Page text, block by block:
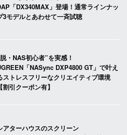
「DX340MAX」登場！通常ラインナッ
3モデルとあわせて一斉試聴
・NAS初心者”を実感！
「NASync DXP4800 GT」で叶え
ストレスフリーなクリエイティブ環境
【割引クーポン有】
アターハウスのスクリーン